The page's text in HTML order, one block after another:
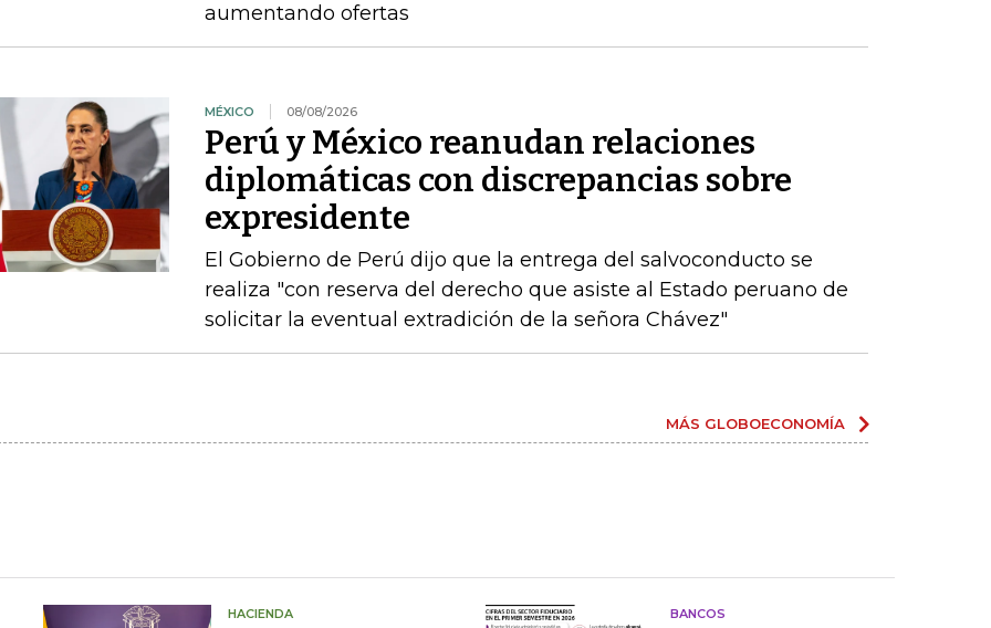
aumentando ofertas
MÉXICO 08/08/2026
Perú y México reanudan relaciones
diplomáticas con discrepancias sobre
expresidente
El Gobierno de Perú dijo que la entrega del salvoconducto se
realiza "con reserva del derecho que asiste al Estado peruano de
solicitar la eventual extradición de la señora Chávez"
MÁS GLOBOECONOMÍA
HACIENDA BANCOS